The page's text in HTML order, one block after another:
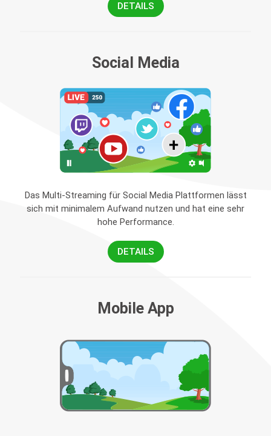
DETAILS
Social Media
Das Multi-Streaming für Social Media Plattformen lässt
sich mit minimalem Aufwand nutzen und hat eine sehr
hohe Performance.
DETAILS
Mobile App